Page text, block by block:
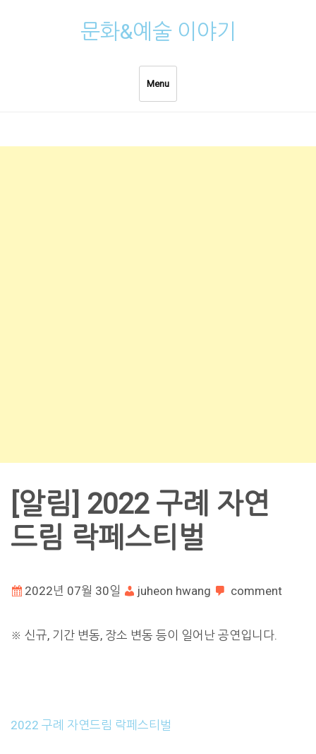
문화&예술 이야기
Menu
[알림] 2022 구례 자연
드림 락페스티벌
2022년 07월 30일 juheon hwang comment
※ 신규, 기간 변동, 장소 변동 등이 일어난 공연입니다.
2022 구례 자연드림 락페스티벌